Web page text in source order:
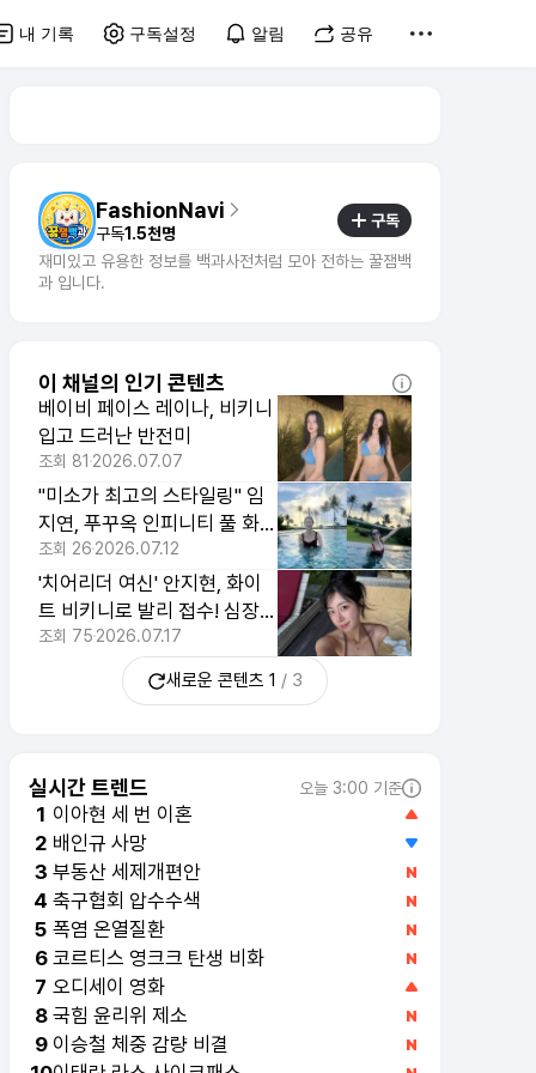
내 기록 구독설정 알림 공유
FashionNavi
구독1.5천명
구독
재미있고 유용한 정보를 백과사전처럼 모아 전하는 꿀잼백
과 입니다.
이 채널의 인기 콘텐츠
베이비 페이스 레이나, 비키니
입고 드러난 반전미
조회 81 2026.07.07
"미소가 최고의 스타일링" 임
지연, 푸꾸옥 인피니티 풀 화보
급 근황
조회 26 2026.07.12
'치어리더 여신' 안지현, 화이
트 비키니로 발리 접수! 심장
폭행 비주얼
조회 75 2026.07.17
새로운 콘텐츠 1 / 3
실시간 트렌드 오늘 3:00 기준
1 이아현 세 번 이혼
2 배인규 사망
3 부동산 세제개편안
4 축구협회 압수수색
5 폭염 온열질환
6 코르티스 영크크 탄생 비화
7 오디세이 영화
8 국힘 윤리위 제소
9 이승철 체중 감량 비결